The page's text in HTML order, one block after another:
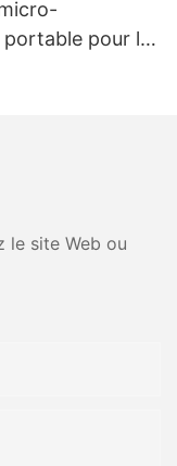
pour la
le site Web ou